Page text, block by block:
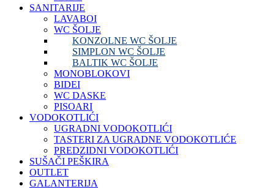
SANITARIJE
LAVABOI
WC ŠOLJE
KONZOLNE WC ŠOLJE
SIMPLON WC ŠOLJE
BALTIK WC ŠOLJE
MONOBLOKOVI
BIDEI
WC DASKE
PISOARI
VODOKOTLIĆI
UGRADNI VODOKOTLIĆI
TASTERI ZA UGRADNE VODOKOTLIĆE
PREDZIDNI VODOKOTLIĆI
SUŠAČI PEŠKIRA
OUTLET
GALANTERIJA